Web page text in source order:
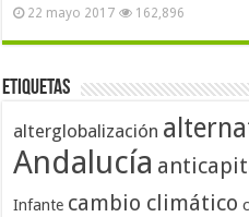
22 mayo 2017 162,896
Etiquetas
alterglobalización
Andalucía
Infante cambio climático